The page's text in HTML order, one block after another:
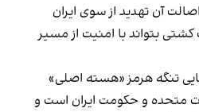
آن تهدید از سوی ایران
بتواند با امنیت از مسیر
تنگه هرمز «هسته اصلی»
متحده و حکومت ایران است و